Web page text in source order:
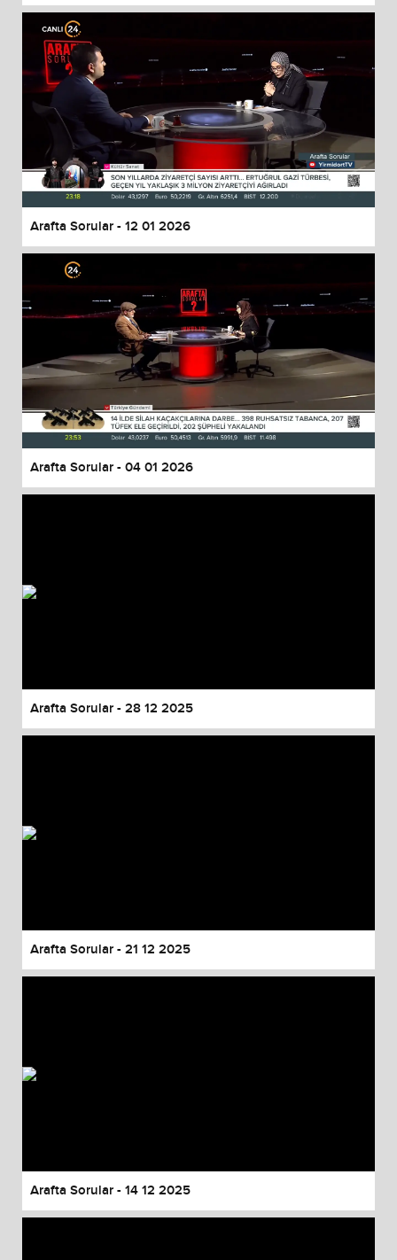
Arafta Sorular - 12 01 2026
Arafta Sorular - 04 01 2026
Arafta Sorular - 28 12 2025
Arafta Sorular - 21 12 2025
Arafta Sorular - 14 12 2025